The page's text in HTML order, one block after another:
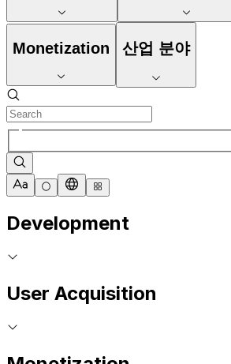
Monetization 산업 분야
Development
User Acquisition